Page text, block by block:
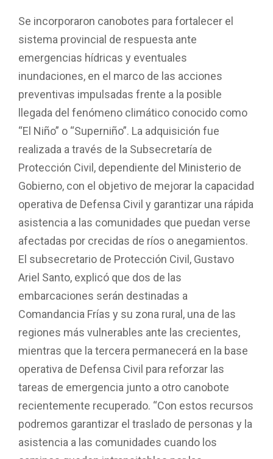
Se incorporaron canobotes para fortalecer el
sistema provincial de respuesta ante
emergencias hídricas y eventuales
inundaciones, en el marco de las acciones
preventivas impulsadas frente a la posible
llegada del fenómeno climático conocido como
“El Niño” o “Superniño”. La adquisición fue
realizada a través de la Subsecretaría de
Protección Civil, dependiente del Ministerio de
Gobierno, con el objetivo de mejorar la capacidad
operativa de Defensa Civil y garantizar una rápida
asistencia a las comunidades que puedan verse
afectadas por crecidas de ríos o anegamientos.
El subsecretario de Protección Civil, Gustavo
Ariel Santo, explicó que dos de las
embarcaciones serán destinadas a
Comandancia Frías y su zona rural, una de las
regiones más vulnerables ante las crecientes,
mientras que la tercera permanecerá en la base
operativa de Defensa Civil para reforzar las
tareas de emergencia junto a otro canobote
recientemente recuperado. “Con estos recursos
podremos garantizar el traslado de personas y la
asistencia a las comunidades cuando los